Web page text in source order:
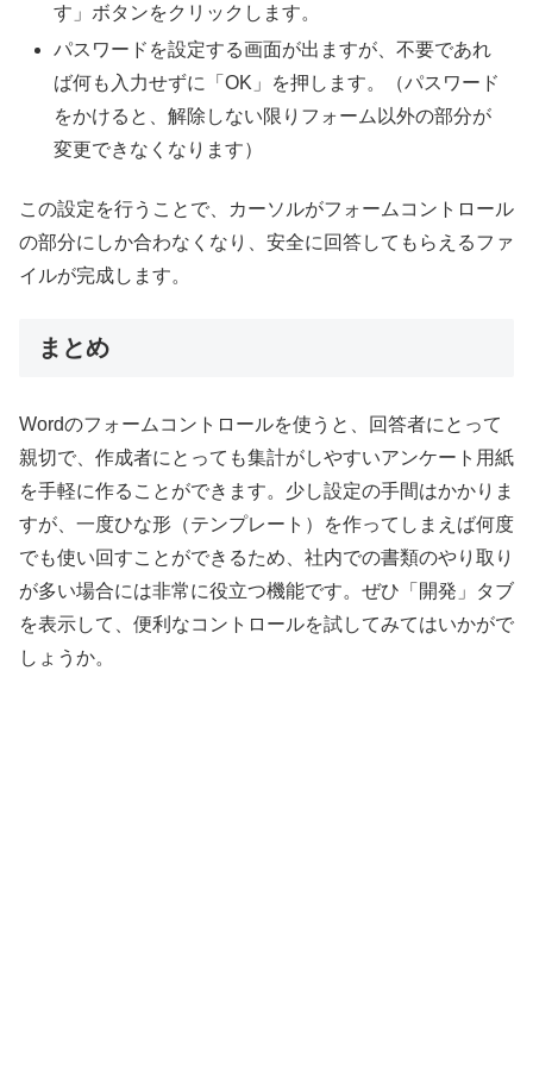
す」ボタンをクリックします。
パスワードを設定する画面が出ますが、不要であれ
ば何も入力せずに「OK」を押します。（パスワード
をかけると、解除しない限りフォーム以外の部分が
変更できなくなります）
この設定を行うことで、カーソルがフォームコントロール
の部分にしか合わなくなり、安全に回答してもらえるファ
イルが完成します。
まとめ
Wordのフォームコントロールを使うと、回答者にとって
親切で、作成者にとっても集計がしやすいアンケート用紙
を手軽に作ることができます。少し設定の手間はかかりま
すが、一度ひな形（テンプレート）を作ってしまえば何度
でも使い回すことができるため、社内での書類のやり取り
が多い場合には非常に役立つ機能です。ぜひ「開発」タブ
を表示して、便利なコントロールを試してみてはいかがで
しょうか。